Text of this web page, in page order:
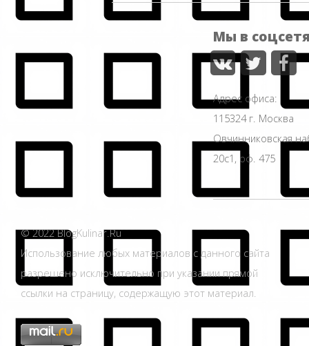
Мы в
Адрес офиса:
115324 г. Москва
Овчинниковская
20с1, оф. 475
© 2022 BlogKulinar.Ru
Использование любых материалов с данного сайта
разрешено исключительно при указании прямой
ссылки на страницу, содержащую этот материал.